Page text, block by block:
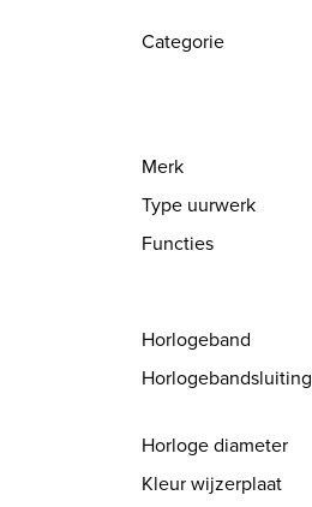
Categorie
Merk
Type uurwerk
Functies
Horlogeband
Horlogebandsluiting
Horloge diameter
Kleur wijzerplaat